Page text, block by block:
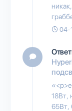
04-
18Вт,
65Вт,